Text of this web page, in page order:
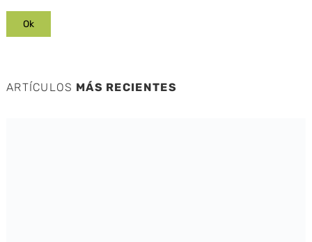
ARTÍCULOS MÁS RECIENTES